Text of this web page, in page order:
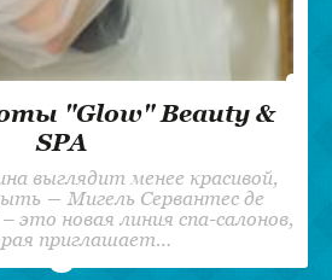
"Glow" Beauty &
SPA
выглядит менее красивой,
― Мигель Сервантес де
это новая линия спа-салонов,
приглашает…